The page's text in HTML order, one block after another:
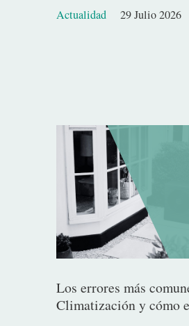
Actualidad 29 Julio 2026
Los errores más
Climatización y cómo